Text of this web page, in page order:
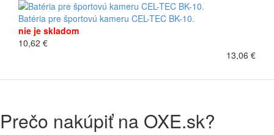
Batéria pre športovú kameru CEL-TEC BK-10.
nie je skladom
10,62 €
13,06 €
Prečo nakúpiť na OXE.sk?